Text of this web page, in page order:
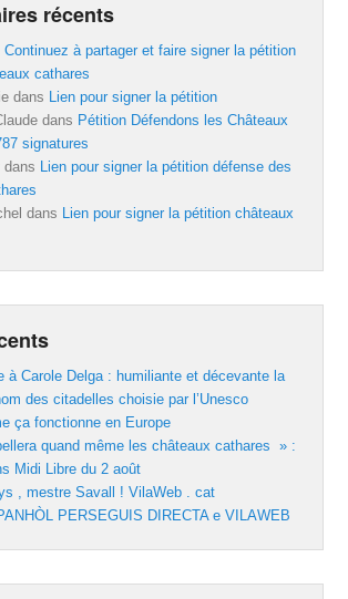
récents
Continuez à partager et faire signer la pétition
cathares
dans Lien pour signer la pétition
dans Pétition Défendons les Châteaux
signatures
dans Lien pour signer la pétition défense des
dans Lien pour signer la pétition châteaux
à Carole Delga : humiliante et décevante la
des citadelles choisie par l’Unesco
ça fonctionne en Europe
quand même les châteaux cathares » :
Midi Libre du 2 août
, mestre Savall ! VilaWeb . cat
PERSEGUIS DIRECTA e VILAWEB